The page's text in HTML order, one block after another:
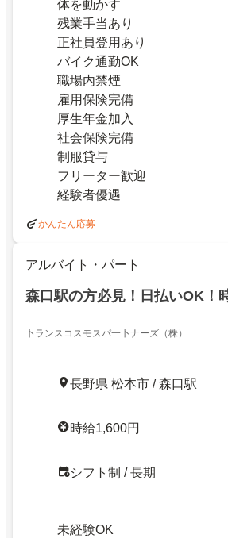
体を動かす
残業手当あり
正社員登用あり
バイク通勤OK
職場内禁煙
雇用保険完備
厚生年金加入
社会保険完備
制服貸与
フリーター歓迎
経験者優遇
かんたん応募
アルバイト・パート
森口駅の方必見！日払いOK！
卜ランスコスモスパ一卜ナーズ（株）.
長野県 松本市 / 森口駅
時給1,600円
シフト制 / 長期
未経験OK